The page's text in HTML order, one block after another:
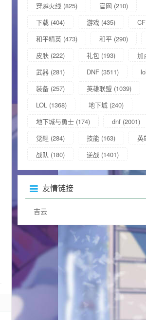
穿越火线 (825) 官网 (210)
下载 (404) 游戏 (435) CF
和平精英 (473) 和平 (290)
皮肤 (222) 礼包 (193) 加
武器 (281) DNF (3511) lol
装备 (257) 英雄联盟 (1039)
LOL (1368) 地下城 (240)
地下城与勇士 (174) dnf (2001)
觉醒 (284) 技能 (163) 英
战队 (180) 逆战 (1401)
友情链接
吉云